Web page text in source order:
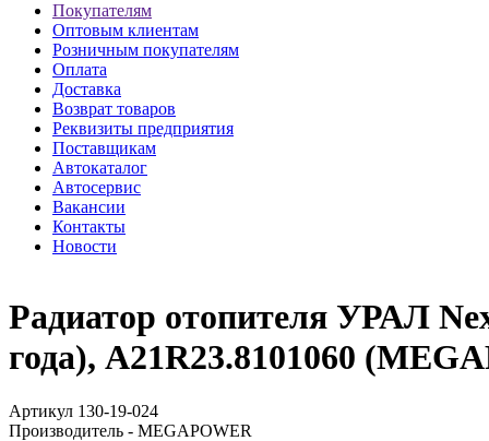
Покупателям
Оптовым клиентам
Розничным покупателям
Оплата
Доставка
Возврат товаров
Реквизиты предприятия
Поставщикам
Автокаталог
Автосервис
Вакансии
Контакты
Новости
Радиатор отопителя УРАЛ
года), A21R23.8101060
Артикул 130-19-024
Производитель - MEGAPOWER